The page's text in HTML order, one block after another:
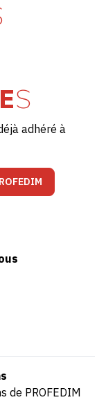
adhéré à
de PROFEDIM